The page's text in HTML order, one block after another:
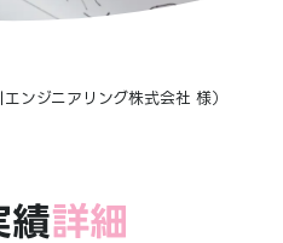
ンジニアリング株式会社 様）
績詳細